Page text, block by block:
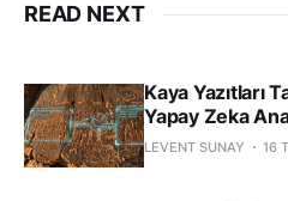
READ NEXT
Kaya Yazıtları
Yapay Zeka
LEVENT SUNAY 16